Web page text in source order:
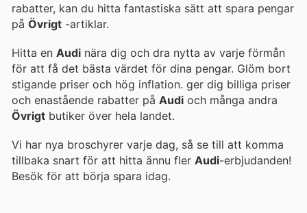
rabatter, kan du hitta fantastiska sätt att spara pengar
på Övrigt -artiklar.
Hitta en Audi nära dig och dra nytta av varje förmån
för att få det bästa värdet för dina pengar. Glöm bort
stigande priser och hög inflation. ger dig billiga priser
och enastående rabatter på Audi och många andra
Övrigt butiker över hela landet.
Vi har nya broschyrer varje dag, så se till att komma
tillbaka snart för att hitta ännu fler Audi-erbjudanden!
Besök för att börja spara idag.